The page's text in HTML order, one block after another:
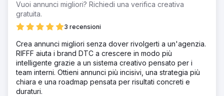
Vuoi annunci migliori? Richiedi una verifica creativa
gratuita.
3 recensioni
Crea annunci migliori senza dover rivolgerti a un'agenzia.
RIFFF aiuta i brand DTC a crescere in modo più
intelligente grazie a un sistema creativo pensato per i
team interni. Ottieni annunci più incisivi, una strategia più
chiara e una roadmap pensata per risultati concreti e
duraturi.